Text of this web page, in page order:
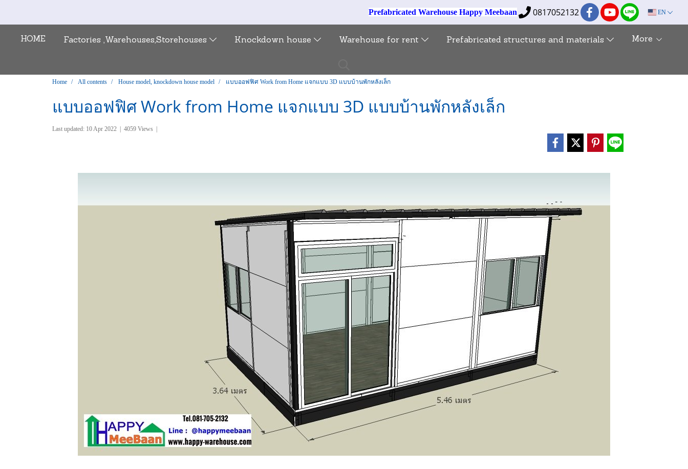
Prefabricated Warehouse Happy Meebaan 0817052132 EN
HOME Factories ,Warehouses,Storehouses Knockdown house Warehouse for rent Prefabricated structures and materials More
Home All contents House model, knockdown house model แบบออฟฟิศ Work from Home แจกแบบ 3D แบบบ้านพักหลังเล็ก
แบบออฟฟิศ Work from Home แจกแบบ 3D แบบบ้านพักหลังเล็ก
Last updated: 10 Apr 2022 4059 Views